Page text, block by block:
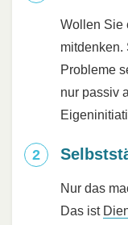
Wollen Sie
mitdenken.
Probleme
nur passiv
Nur das
Das ist